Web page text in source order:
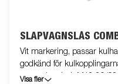
SLÄPVAGNSLÅS
Vit markering, passar
godkänd för
monteringsbult M12 80/
Visa fler